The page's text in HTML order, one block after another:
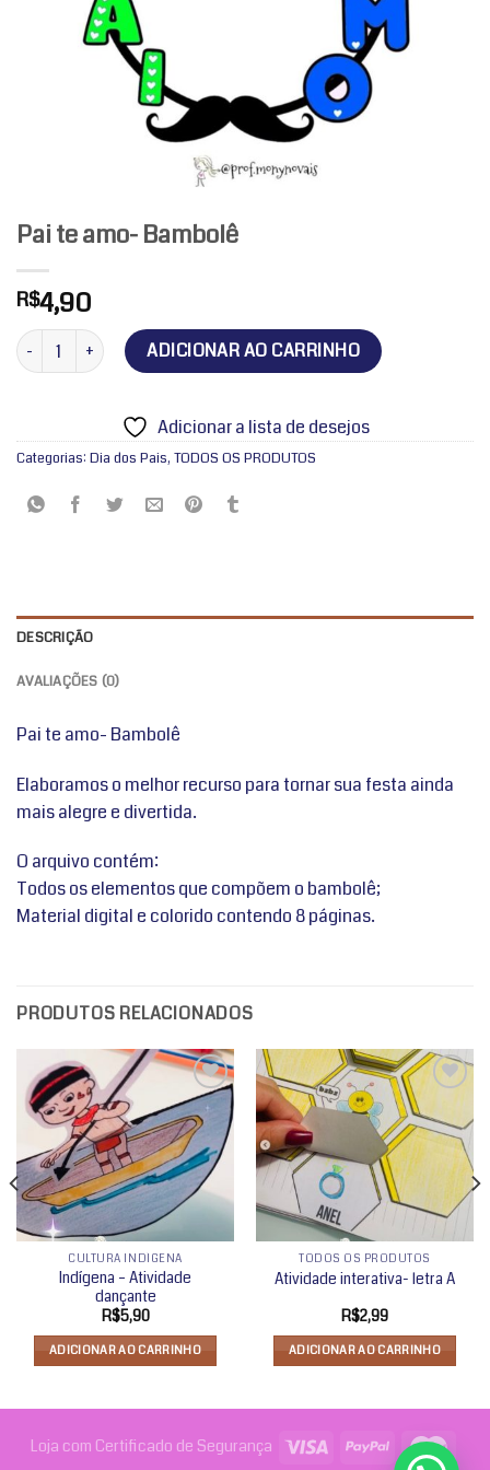
Pai te amo- Bambolê
R$4,90
Pai te amo- Bambolê quantidadeADICIONAR AO CARRINHO
Adicionar a lista de desejos
Categorias: Dia dos Pais, TODOS OS PRODUTOS
DESCRIÇÃO
AVALIAÇÕES (0)
Pai te amo- Bambolê
Elaboramos o melhor recurso para tornar sua festa ainda
mais alegre e divertida.
O arquivo contém:
Todos os elementos que compõem o bambolê;
Material digital e colorido contendo 8 páginas.
PRODUTOS RELACIONADOS
Adicionar
a lista de
desejos
CULTURA INDÍGENA
Indígena – Atividade
dançante
R$5,90
ADICIONAR AO CARRINHO
Adicionar
a lista de
desejos
TODOS OS PRODUTOS
Atividade interativa- letra A
R$2,99
ADICIONAR AO CARRINHO
Loja com Certificado de Segurança